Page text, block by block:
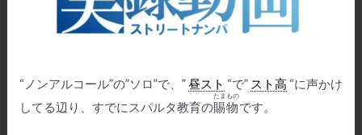
“ノンアルコール”の”ソロ”で、” 昼スト “で” スト高 “に声かけ
してる辺り、すでにスパルタ教育の賜物
たまもの
です。